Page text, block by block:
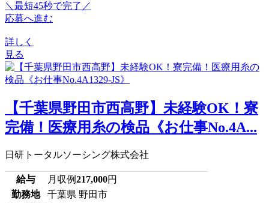
＼最短45秒で完了／
応募へ進む
詳しく
見る
【千葉県野田市西高野】未経験OK！寮
完備！医療用糸の検品《お仕事No.4A...
日研トータルソーシング株式会社
給与 月収例217,000円
勤務地
千葉県 野田市